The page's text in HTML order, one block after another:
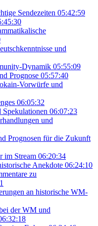
Sendezeiten 05:42:59
und
Dynamik 05:55:09
Prognose 05:57:40
Vorwürfe und
06:05:32
06:07:23
und
Prognosen für die Zukunft
im Stream 06:20:34
Anekdote 06:24:10
zu
an historische WM-
der WM und